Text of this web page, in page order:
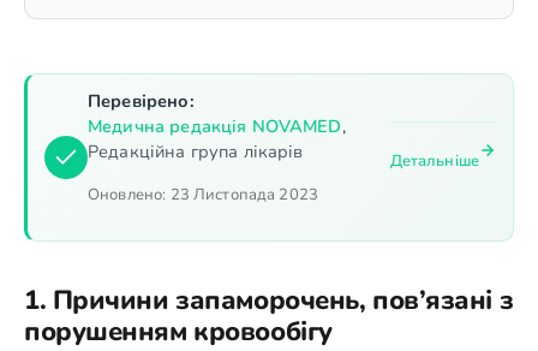
Перевірено:
Медична редакція NOVAMED,
Редакційна група лікарів
Оновлено: 23 Листопада 2023
Детальніше
1. Причини запаморочень, пов’язані з
порушенням кровообігу